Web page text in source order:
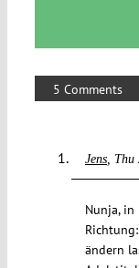
5 Comments
Jens Thu
Nunja,
ändern